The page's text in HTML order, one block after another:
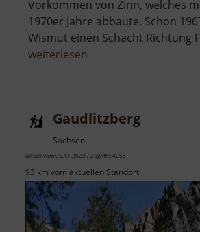
Vorkommen von Zinn, welches
1970er Jahre abbaute. Schon
Wismut einen Schacht Richtung
weiterlesen
Gaudlitzberg
Sachsen
aktuell vom 05.11.2023 / Zugriffe: 4055
93 km vom aktuellen Standort